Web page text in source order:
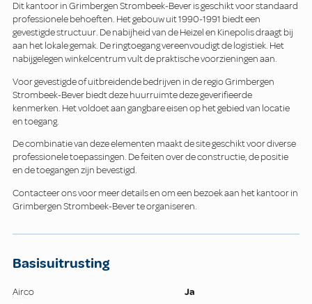
Dit kantoor in Grimbergen Strombeek-Bever is geschikt voor standaard
professionele behoeften. Het gebouw uit 1990-1991 biedt een
gevestigde structuur. De nabijheid van de Heizel en Kinepolis draagt bij
aan het lokale gemak. De ringtoegang vereenvoudigt de logistiek. Het
nabijgelegen winkelcentrum vult de praktische voorzieningen aan.
Voor gevestigde of uitbreidende bedrijven in de regio Grimbergen
Strombeek-Bever biedt deze huurruimte deze geverifieerde
kenmerken. Het voldoet aan gangbare eisen op het gebied van locatie
en toegang.
De combinatie van deze elementen maakt de site geschikt voor diverse
professionele toepassingen. De feiten over de constructie, de positie
en de toegangen zijn bevestigd.
Contacteer ons voor meer details en om een bezoek aan het kantoor in
Grimbergen Strombeek-Bever te organiseren.
Basisuitrusting
Airco
Ja